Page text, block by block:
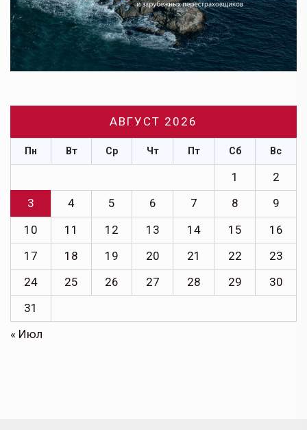
АВГУСТ 2026
Пн Вт Ср Чт Пт Сб Вс
1
2
3
4 5 6 7 8
9
10
11 12 13 14 15
16
17
18 19 20 21 22
23
24
25 26 27 28 29
30
31
« Июл